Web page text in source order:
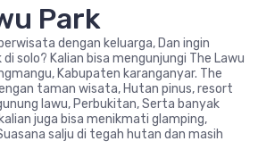
Park
dengan keluarga, Dan ingin
solo? Kalian bisa mengunjungi The Lawu
Kabupaten karanganyar. The
taman wisata, Hutan pinus, resort
lawu, Perbukitan, Serta banyak
juga bisa menikmati glamping,
salju di tegah hutan dan masih